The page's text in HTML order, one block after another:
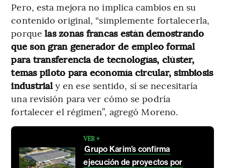
Pero, esta mejora no implica cambios en su
contenido original, “simplemente fortalecerla,
porque las zonas francas están demostrando
que son gran generador de empleo formal
para transferencia de tecnologías, clúster,
temas piloto para economía circular, simbiosis
industrialy en ese sentido, sí se necesitaría
una revisión para ver cómo se podría
fortalecer el régimen”, agregó Moreno.
VER +
Grupo Karim’s confirma
ejecución de proyectos por